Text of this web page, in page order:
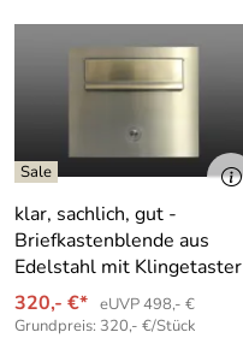
klar, sachlich, gut -
Briefkastenblende aus
Edelstahl mit Klingetaster
320,- €* eUVP 498,- €
Grundpreis: 320,- €/Stück